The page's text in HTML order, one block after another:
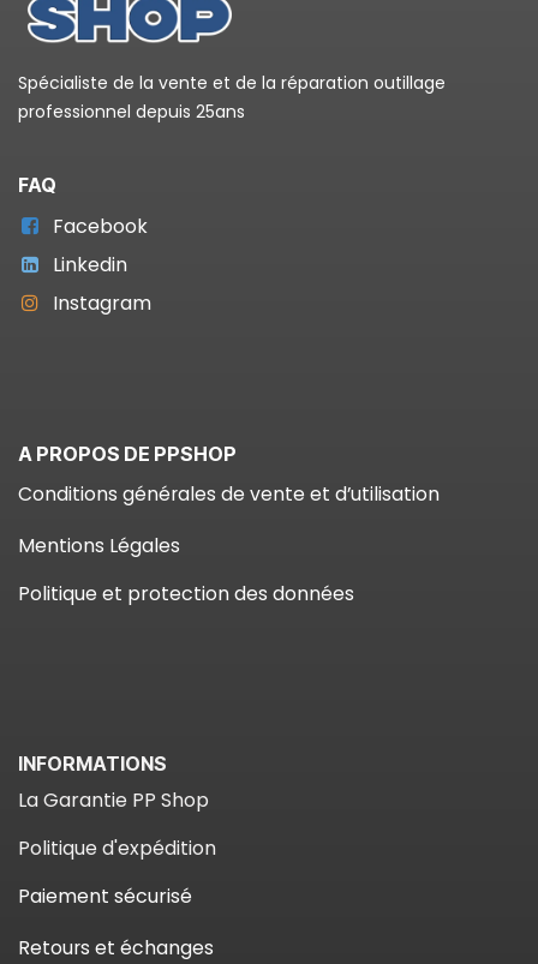
Spécialiste de la vente et de la réparation outillage
professionnel depuis 25ans
FAQ
Facebook
Linkedin
Instagram
A PROPOS DE PPSHOP
Conditions générales de vente et d’utilisation
Mentions Légales
Politique et protection des données
INFORMATIONS
La Garantie PP Shop​
Politique d'expédition
Paiement sécuris​é​
Retours et échanges